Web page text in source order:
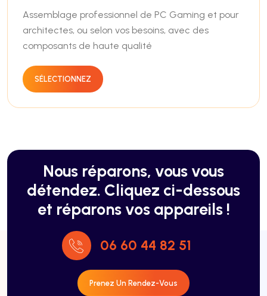
Assemblage professionnel de PC Gaming et pour
architectes, ou selon vos besoins, avec des
composants de haute qualité
SÉLECTIONNEZ
Nous réparons, vous vous
détendez. Cliquez ci-dessous
et réparons vos appareils !
06 60 44 82 51
Prenez Un Rendez-Vous